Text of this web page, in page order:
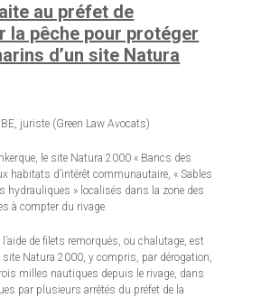
au préfet de
la pêche pour protéger
d’un site Natura
juriste (Green Law Avocats)
le site Natura 2000 « Bancs des
habitats d’intérêt communautaire, « Sables
hydrauliques » localisés dans la zone des
à compter du rivage.
de filets remorqués, ou chalutage, est
site Natura 2000, y compris, par dérogation,
milles nautiques depuis le rivage, dans
par plusieurs arrêtés du préfet de la